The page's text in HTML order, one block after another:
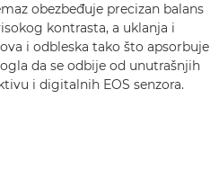
obezbeđuje precizan balans
kontrasta, a uklanja i
i odbleska tako što apsorbuje
da se odbije od unutrašnjih
i digitalnih EOS senzora.